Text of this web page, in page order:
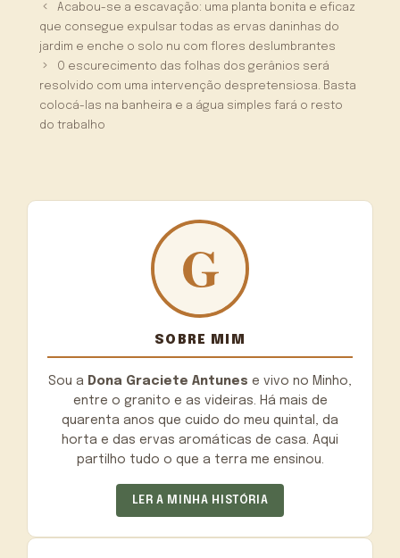
Acabou-se a escavação: uma planta bonita e eficaz
que consegue expulsar todas as ervas daninhas do
jardim e enche o solo nu com flores deslumbrantes
O escurecimento das folhas dos gerânios será
resolvido com uma intervenção despretensiosa. Basta
colocá-las na banheira e a água simples fará o resto
do trabalho
SOBRE MIM
Sou a Dona Graciete Antunes e vivo no Minho,
entre o granito e as videiras. Há mais de
quarenta anos que cuido do meu quintal, da
horta e das ervas aromáticas de casa. Aqui
partilho tudo o que a terra me ensinou.
LER A MINHA HISTÓRIA